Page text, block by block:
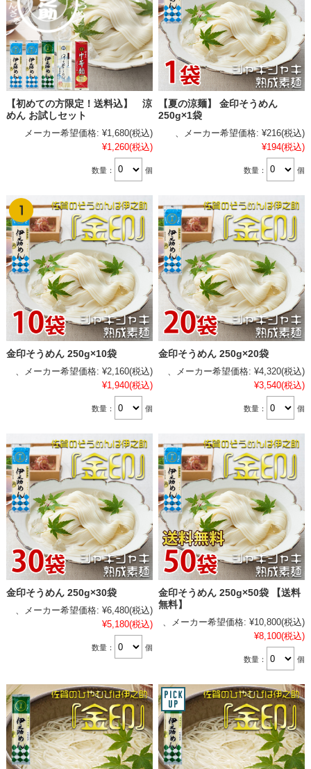
【初めての方限定！送料込】 涼
めん お試しセット
メーカー希望価格: ¥1,680(税込)
¥1,260(税込)
数量： 個
【夏の涼麺】 金印そうめん
250g×1袋
、メーカー希望価格: ¥216(税込)
¥194(税込)
数量： 個
金印そうめん 250g×10袋
、メーカー希望価格: ¥2,160(税込)
¥1,940(税込)
数量： 個
金印そうめん 250g×20袋
、メーカー希望価格: ¥4,320(税込)
¥3,540(税込)
数量： 個
金印そうめん 250g×30袋
、メーカー希望価格: ¥6,480(税込)
¥5,180(税込)
数量： 個
金印そうめん 250g×50袋 【送料
無料】
、メーカー希望価格: ¥10,800(税込)
¥8,100(税込)
数量： 個